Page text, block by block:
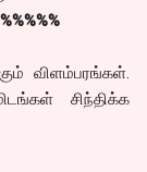
விளம்பரங்கள்.
சிந்திக்க